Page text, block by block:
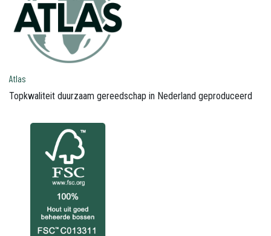
Atlas
Topkwaliteit duurzaam gereedschap in Nederland geproduceerd